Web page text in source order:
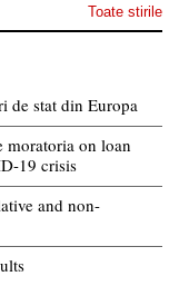
Toate stirile
de stat din Europa
moratoria on loan
19 crisis
and non-